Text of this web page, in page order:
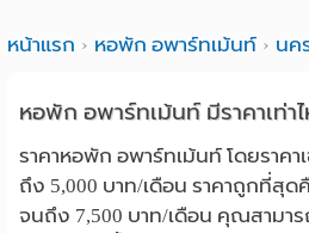
หน้าแรก หอพัก อพาร์ทเม้นท์ นค
หอพัก อพาร์ทเม้นท์ มีราคาเท่า
ราคาหอพัก อพาร์ทเม้นท์ โดยราคา
ถึง 5,000 บาท/เดือน ราคาถูกที่สุด
จนถึง 7,500 บาท/เดือน คุณสามา